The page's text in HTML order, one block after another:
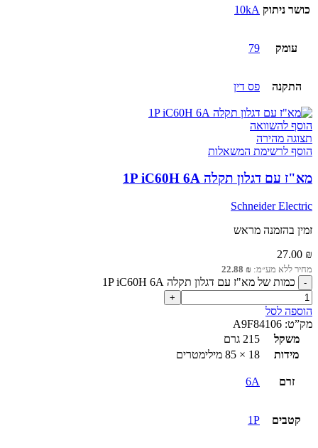
כושר ניתוק 10kA
עומק 79
התקנה פס דין
הוסף להשוואה
תצוגה מהירה
הוסף לרשימת המשאלות
מא"ז עם דגלון תקלה 1P iC60H 6A
Schneider Electric
זמין בהזמנה מראש
27.00 ₪
מחיר ללא מע״מ: 22.88 ₪
כמות של מא"ז עם דגלון תקלה 1P iC60H 6A
הוספה לסל
מק”ט: A9F84106
משקל
215 גרם
מידות
18 × 85 מילימטרים
זרם 6A
קטבים 1P